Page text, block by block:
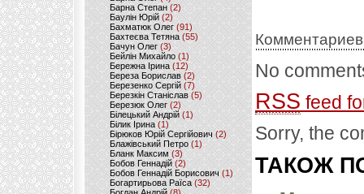
Барна Степан (2)
Баулін Юрій (2)
Бахматюк Олег (91)
Бахтеєва Тетяна(55)
Бачун Олег (3)
Бейлін Михайло (1)
Бережна Ірина(12)
Береза Борислав(2)
Березенко Сергій (7)
Березкін Станіслав (5)
Березюк Олег(2)
Білецький Андрій (1)
Білик Ірина (1)
Бірюков Юрій Сергійович (2)
Блажівський Петро (1)
Бланк Максим(3)
Бобов Геннадій (2)
Бобов Геннадій Борисович (1)
Богартирьова Раїса (32)
No
RSS feed
Sorry, the
ТАКОЖ